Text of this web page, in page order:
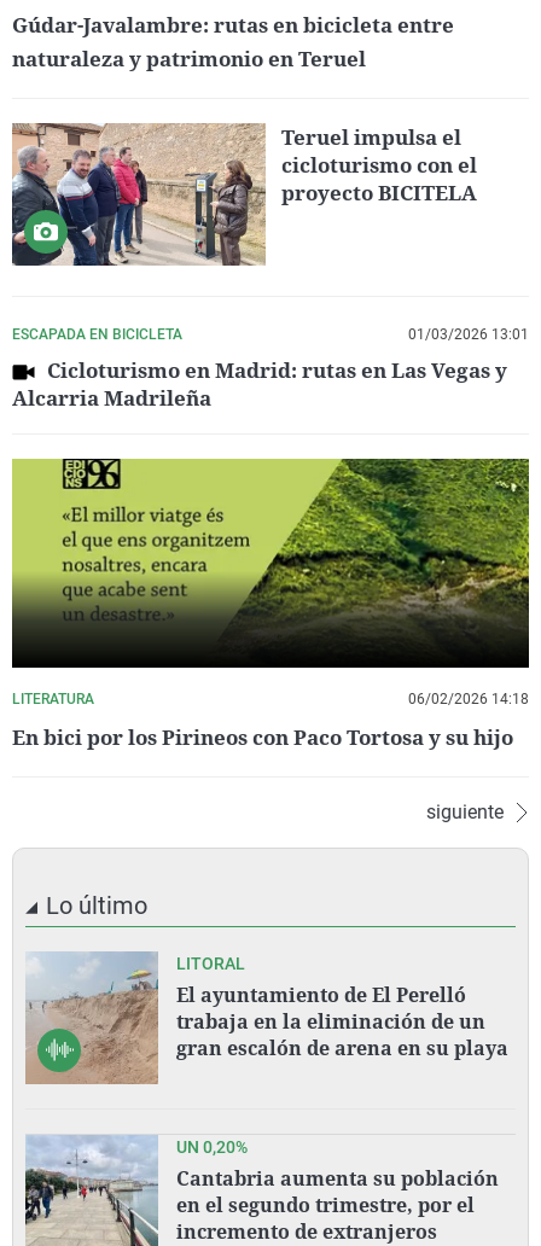
Gúdar-Javalambre: rutas en bicicleta entre
naturaleza y patrimonio en Teruel
Teruel impulsa el
cicloturismo con el
proyecto BICITELA
ESCAPADA EN BICICLETA 01/03/2026 13:01
Cicloturismo en Madrid: rutas en Las Vegas y
Alcarria Madrileña
LITERATURA 06/02/2026 14:18
En bici por los Pirineos con Paco Tortosa y su hijo
siguiente
Lo último
LITORAL
El ayuntamiento de El Perelló
trabaja en la eliminación de un
gran escalón de arena en su playa
UN 0,20%
Cantabria aumenta su población
en el segundo trimestre, por el
incremento de extranjeros